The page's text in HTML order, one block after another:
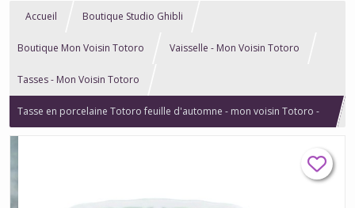
Accueil Boutique Studio Ghibli
Boutique Mon Voisin Totoro Vaisselle - Mon Voisin Totoro
Tasses - Mon Voisin Totoro
Tasse en porcelaine Totoro feuille d'automne - mon voisin Totoro -